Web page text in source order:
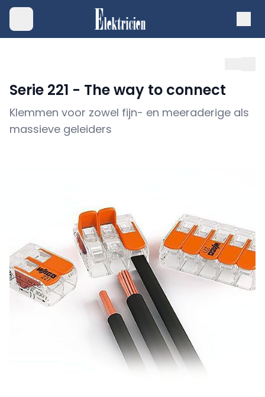
Serie 221 - The way to connect
Klemmen voor zowel fijn- en meeraderige als
massieve geleiders